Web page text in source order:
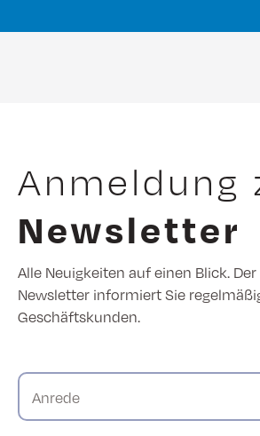
Anmeldung
Newsletter
Alle Neuigkeiten auf einen Blick.
Newsletter informiert Sie
Geschäftskunden.
Anrede